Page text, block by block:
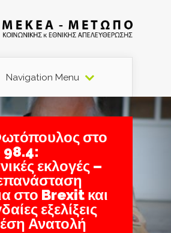
Navigation Menu
στο
98.4:
εκλογές –
στο Brexit και
εξελίξεις
Ανατολή